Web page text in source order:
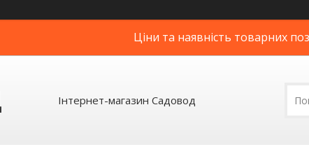
Ціни та наявність товарних
Інтернет-магазин Садовод